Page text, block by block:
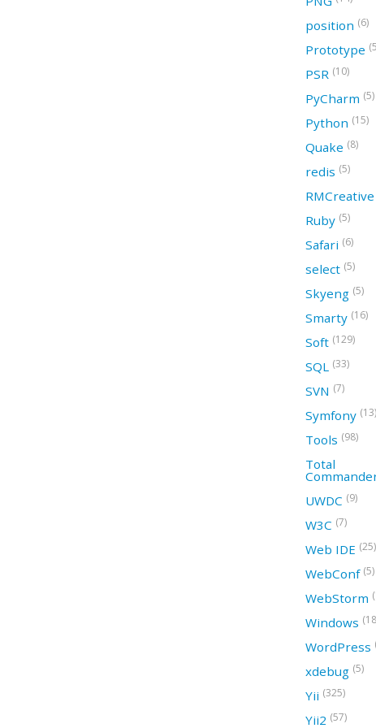
position (6)
Prototype
PSR (10)
PyCharm (5)
Python (15)
Quake (8)
redis (5)
RMCreative
Ruby (5)
Safari (6)
select (5)
Skyeng (5)
Smarty (16)
Soft (129)
SQL (33)
SVN (7)
Symfony (13)
Tools (98)
Total
UWDC (9)
W3C (7)
Web IDE (25)
WebConf (5)
WebStorm
Windows
WordPress
xdebug (5)
Yii (325)
Yii2 (57)